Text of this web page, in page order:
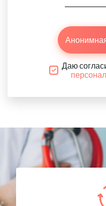
Даю